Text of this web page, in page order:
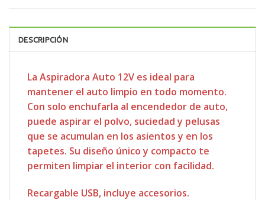
DESCRIPCIÓN
La Aspiradora Auto 12V es ideal para
mantener el auto limpio en todo momento.
Con solo enchufarla al encendedor de auto,
puede aspirar el polvo, suciedad y pelusas
que se acumulan en los asientos y en los
tapetes. Su diseño único y compacto te
permiten limpiar el interior con facilidad.
Recargable USB, incluye accesorios.